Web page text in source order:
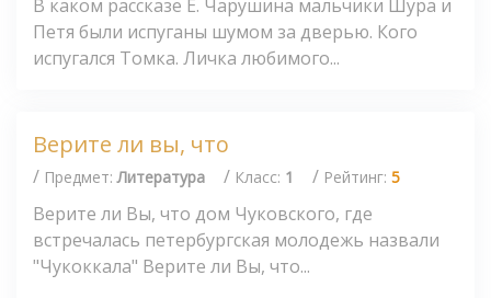
В каком рассказе Е. Чарушина мальчики Шура и
Петя были испуганы шумом за дверью. Кого
испугался Томка. Личка любимого...
Верите ли вы, что
/ Предмет:Литература / Класс: 1 / Рейтинг: 5
Верите ли Вы, что дом Чуковского, где
встречалась петербургская молодежь назвали
"Чукоккала" Верите ли Вы, что...